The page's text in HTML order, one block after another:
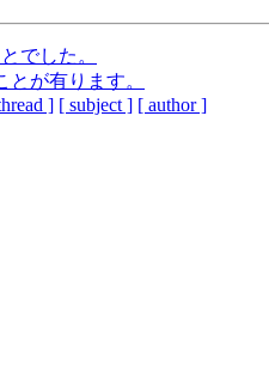
でした。
とが有ります。
] [ subject ] [ author ]